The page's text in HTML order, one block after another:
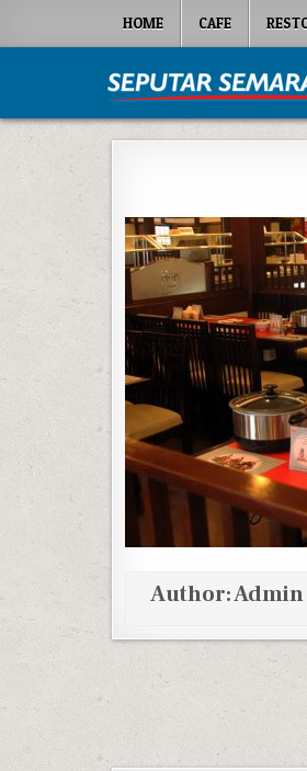
HOME CAFE
Seputar
Author:Admin
Post navigation